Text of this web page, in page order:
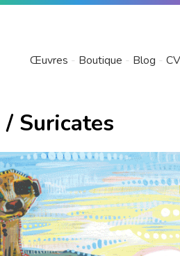
Œuvres Boutique Blog CV
/ Suricates